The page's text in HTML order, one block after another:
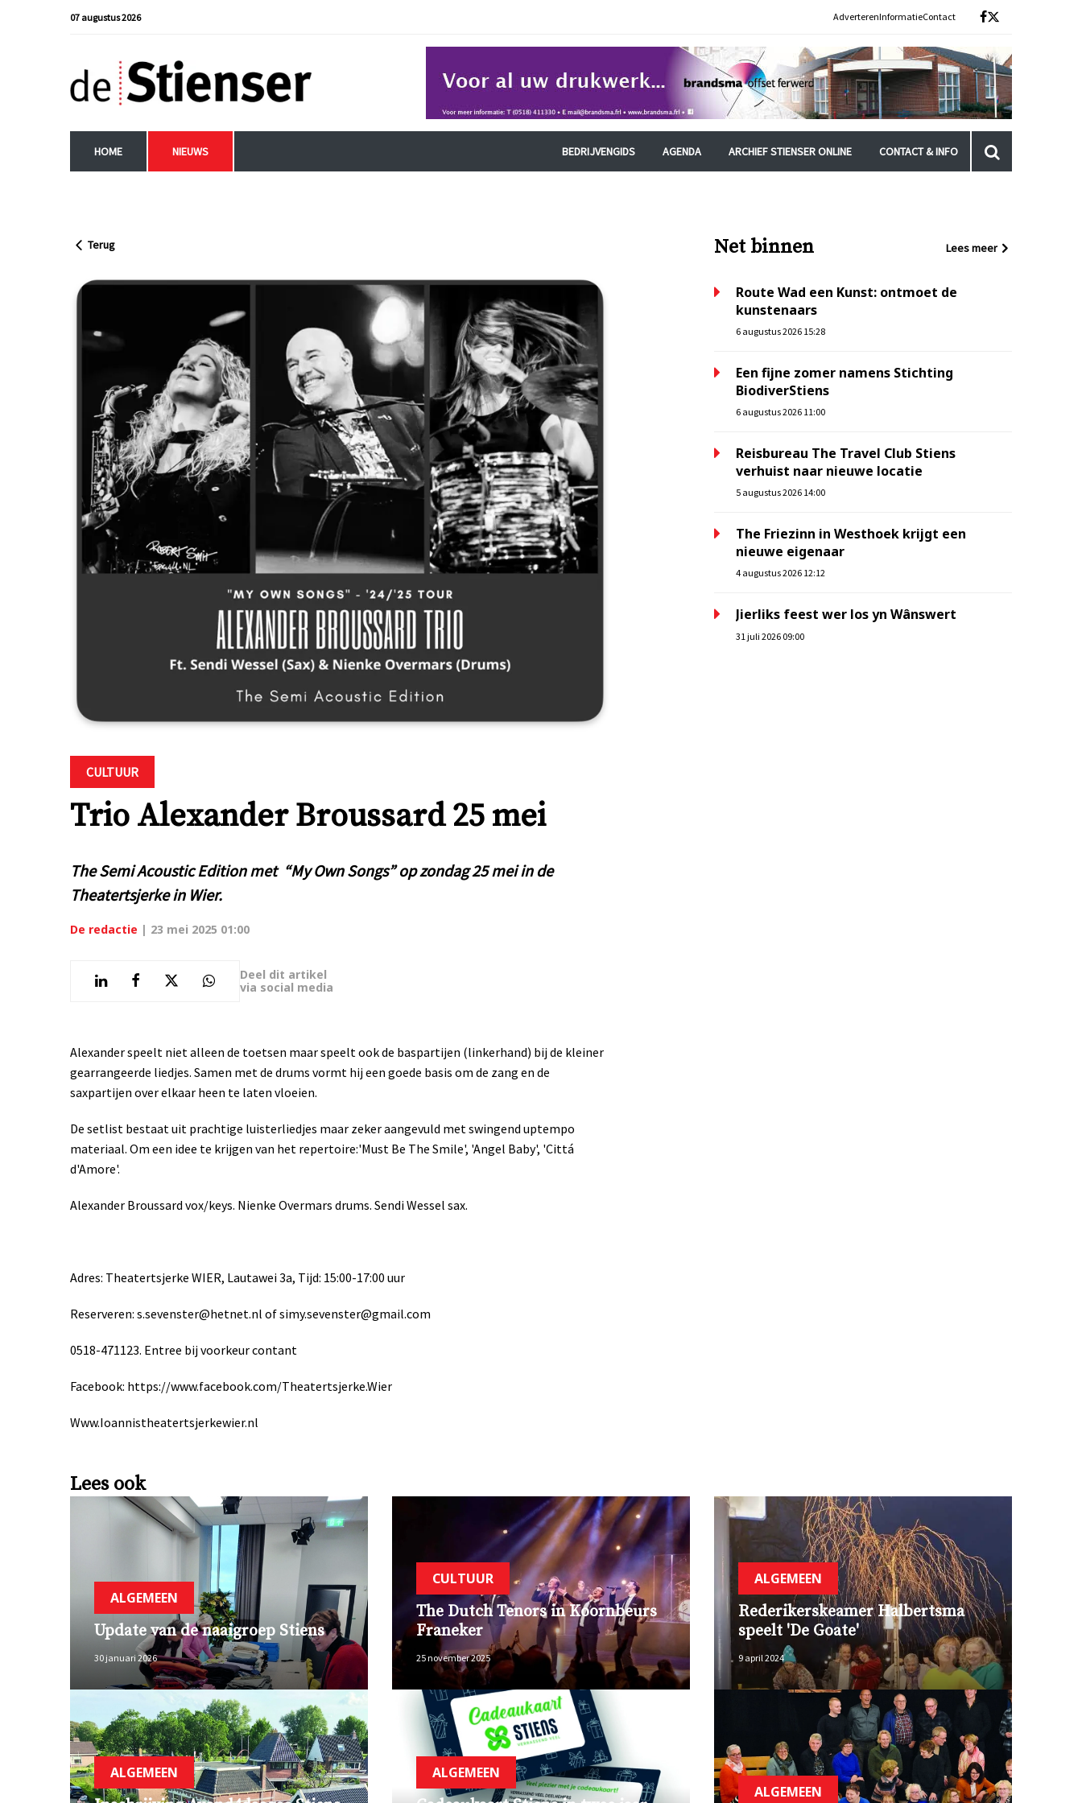
07 augustus 2026 AdverterenInformatieContact
HOME NIEUWS BEDRIJVENGIDS AGENDA ARCHIEF STIENSER ONLINE CONTACT & INFO
Terug
CULTUUR
Trio Alexander Broussard 25 mei
The Semi Acoustic Edition met “My Own Songs” op zondag 25 mei in de
Theatertsjerke in Wier.
De redactie | 23 mei 2025 01:00
Deel dit artikel
via social media
Alexander speelt niet alleen de toetsen maar speelt ook de baspartijen (linkerhand) bij de kleiner
gearrangeerde liedjes. Samen met de drums vormt hij een goede basis om de zang en de
saxpartijen over elkaar heen te laten vloeien.
De setlist bestaat uit prachtige luisterliedjes maar zeker aangevuld met swingend uptempo
materiaal. Om een idee te krijgen van het repertoire:'Must Be The Smile', 'Angel Baby', 'Cittá
d'Amore'.
Alexander Broussard vox/keys. Nienke Overmars drums. Sendi Wessel sax.
Adres: Theatertsjerke WIER, Lautawei 3a, Tijd: 15:00-17:00 uur
Reserveren: s.sevenster@hetnet.nl of simy.sevenster@gmail.com
0518-471123. Entree bij voorkeur contant
Facebook: https://www.facebook.com/Theatertsjerke.Wier
Www.Ioannistheatertsjerkewier.nl
Net binnen Lees meer
Route Wad een Kunst: ontmoet de
kunstenaars
6 augustus 2026 15:28
Een fijne zomer namens Stichting
BiodiverStiens
6 augustus 2026 11:00
Reisbureau The Travel Club Stiens
verhuist naar nieuwe locatie
5 augustus 2026 14:00
The Friezinn in Westhoek krijgt een
nieuwe eigenaar
4 augustus 2026 12:12
Jierliks feest wer los yn Wânswert
31 juli 2026 09:00
Lees ook
ALGEMEEN
Update van de naaigroep Stiens
30 januari 2026
CULTUUR
The Dutch Tenors in Koornbeurs
Franeker
25 november 2025
ALGEMEEN
Rederikerskeamer Halbertsma
speelt 'De Goate'
9 april 2024
ALGEMEEN ALGEMEEN
ALGEMEEN